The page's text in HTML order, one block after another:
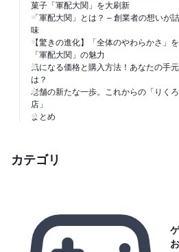
菓子「軍配大関」を大刷新
「軍配大関」とは？ – 創業者の想いが
味
【驚きの進化】「全体のやわらかさ」
「軍配大関」の魅力
気になる価格と購入方法！あなたの手
は？
老舗の新たな一歩。これからの「りく
店」
まとめ
カテゴリ